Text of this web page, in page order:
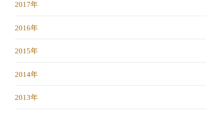
2017年
2016年
2015年
2014年
2013年